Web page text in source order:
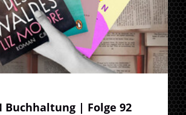
Buchhaltung | Folge 92